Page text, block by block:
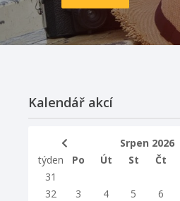
Kalendář akcí
Srpen 2026
týden
Po Út St Čt
31
32
3 4 5 6